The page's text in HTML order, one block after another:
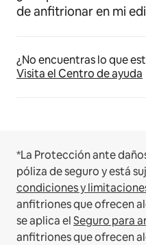
de anfitrionar en mi
¿No encuentras lo que
Visita el Centro de ayuda
*La Protección ante
póliza de seguro y está
condiciones y
anfitriones que ofrecen
se aplica elSeguro para
anfitriones que ofrecen